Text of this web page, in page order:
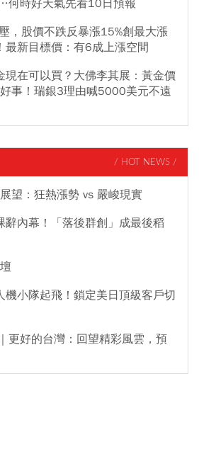
何時好天氣先看10日預報
，股價不跌反暴漲15%創最大漲
最新目標價：有6成上漲空間
現在可以買？大佛李其展：黃金價
事！瑞銀3理由喊5000美元不遠
/ HOT NEWS /
望：狂熱漲勢 vs 嚴峻現實
辭內幕！「落後群創」成最後稻
機小隊起飛！鎖定美日頂級客戶切
更好的台灣：回望精彩風雲，預